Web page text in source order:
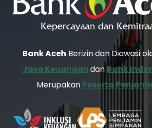
Bank Aceh Berizin dan Diawasi
Jasa Keuangandan Bank
Merupakan Peserta